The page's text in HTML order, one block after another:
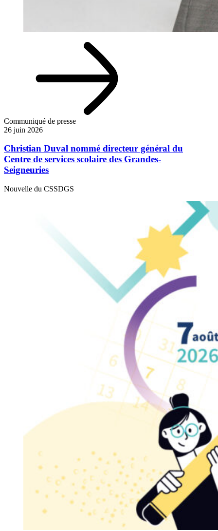
Communiqué de presse
26 juin 2026
Christian Duval nommé directeur général du
Centre de services scolaire des Grandes-
Seigneuries
Nouvelle du CSSDGS